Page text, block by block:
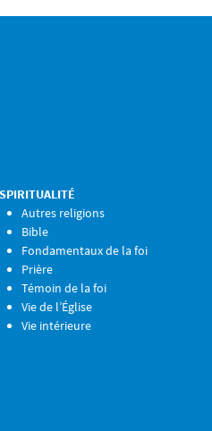
SPIRITUALITÉ
Autres religions
Bible
Fondamentaux de la foi
Prière
Témoin de la foi
Vie de l’Église
Vie intérieure